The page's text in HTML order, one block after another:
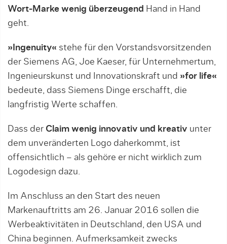
Wort-Marke wenig überzeugend Hand in Hand
geht.
»Ingenuity« stehe für den Vorstandsvorsitzenden
der Siemens AG, Joe Kaeser, für Unternehmertum,
Ingenieurskunst und Innovationskraft und »for life«
bedeute, dass Siemens Dinge erschafft, die
langfristig Werte schaffen.
Dass der Claim wenig innovativ und kreativ unter
dem unveränderten Logo daherkommt, ist
offensichtlich – als gehöre er nicht wirklich zum
Logodesign dazu.
Im Anschluss an den Start des neuen
Markenauftritts am 26. Januar 2016 sollen die
Werbeaktivitäten in Deutschland, den USA und
China beginnen. Aufmerksamkeit zwecks